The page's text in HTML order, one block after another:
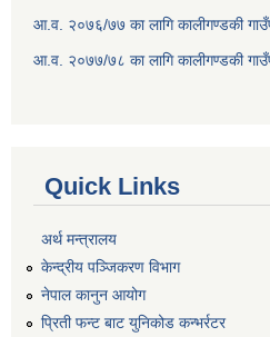
आ.व. २०७६/७७ का लागि कालीगण्डकी
आ.व. २०७७/७८ का लागि कालीगण्डकी
Quick Links
अर्थ मन्त्रालय
केन्द्रीय पञ्जिकरण विभाग
नेपाल कानुन आयोग
प्रिती फन्ट बाट युनिकोड कन्भर्रटर